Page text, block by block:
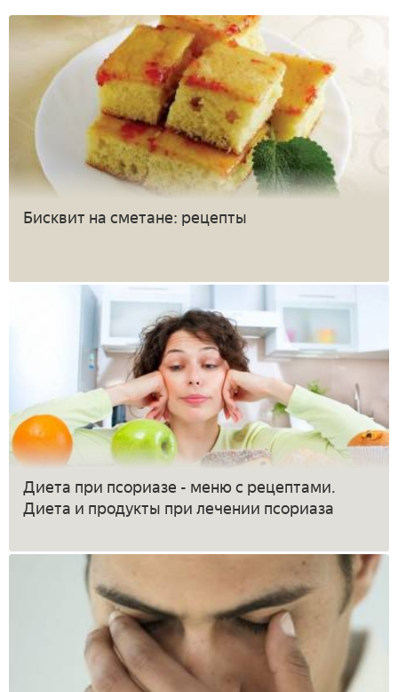
Бисквит на сметане: рецепты
Диета при псориазе - меню с рецептами.
Диета и продукты при лечении псориаза